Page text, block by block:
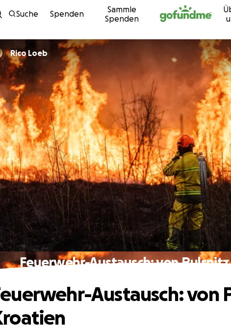
Zum Inhalt
Suche Spenden
Sammle
Spenden
Rico Loeb
Feuerwehr-Austausch: von
Austausch: von